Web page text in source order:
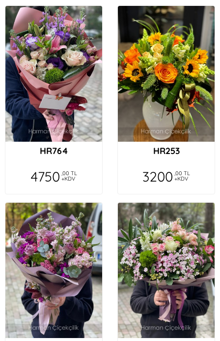
HR764
4750 ,00 TL
+KDV
HR253
3200 ,00 TL
+KDV